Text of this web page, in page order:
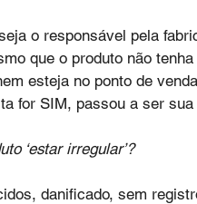
o responsável pela
que o produto não
esteja no ponto de
for SIM, passou a ser
‘estar irregular’?
danificado, sem